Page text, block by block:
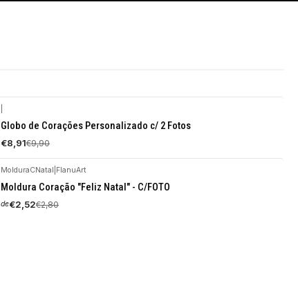
-10%
DESCONTO
Globo de Corações Personalizado c/ 2 Fotos
€8,91€9,90
-10%
DESCONTO
MolduraCNatal FlanuArt
Moldura Coração "Feliz Natal" - C/FOTO
de€2,52€2,80